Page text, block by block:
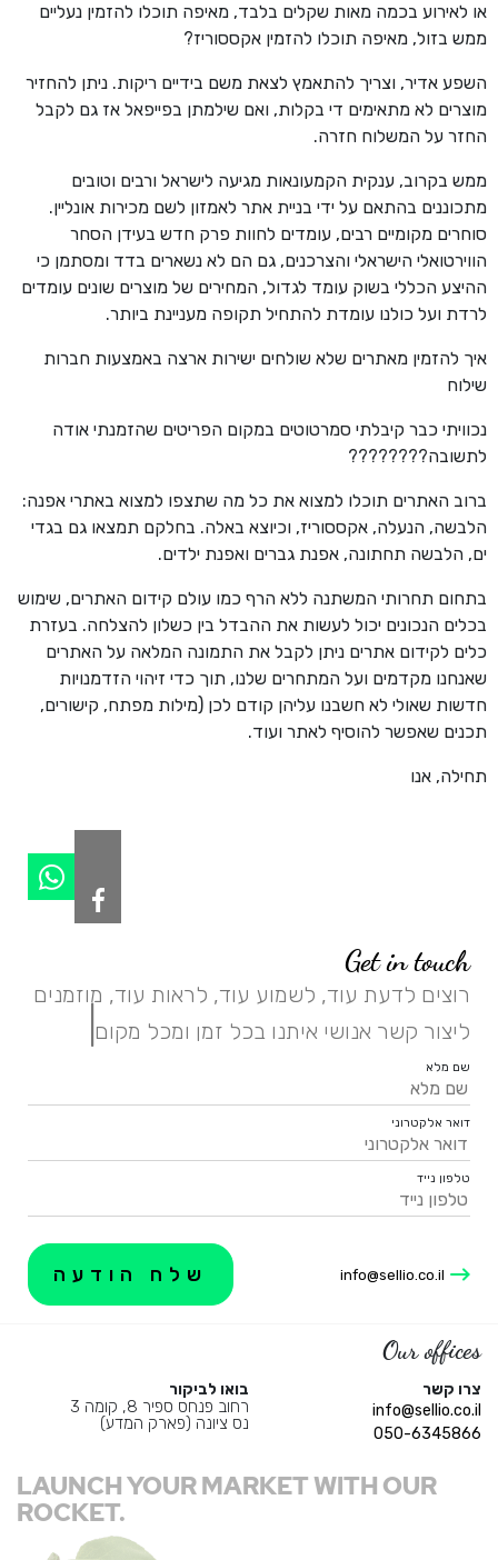
או לאירוע בכמה מאות שקלים בלבד, מאיפה תוכלו להזמין נעליים
ממש בזול, מאיפה תוכלו להזמין אקססוריז?
השפע אדיר, וצריך להתאמץ לצאת משם בידיים ריקות. ניתן להחזיר
מוצרים לא מתאימים די בקלות, ואם שילמתן בפייפאל אז גם לקבל
החזר על המשלוח חזרה.
ממש בקרוב, ענקית הקמעונאות מגיעה לישראל ורבים וטובים
מתכוננים בהתאם על ידי בניית אתר לאמזון לשם מכירות אונליין.
סוחרים מקומיים רבים, עומדים לחוות פרק חדש בעידן הסחר
הווירטואלי הישראלי והצרכנים, גם הם לא נשארים בדד ומסתמן כי
ההיצע הכללי בשוק עומד לגדול, המחירים של מוצרים שונים עומדים
לרדת ועל כולנו עומדת להתחיל תקופה מעניינת ביותר.
איך להזמין מאתרים שלא שולחים ישירות ארצה באמצעות חברות
שילוח
נכוויתי כבר קיבלתי סמרטוטים במקום הפריטים שהזמנתי אודה
לתשובה????????
ברוב האתרים תוכלו למצוא את כל מה שתצפו למצוא באתרי אפנה:
הלבשה, הנעלה, אקססוריז, וכיוצא באלה. בחלקם תמצאו גם בגדי
ים, הלבשה תחתונה, אפנת גברים ואפנת ילדים.
בתחום תחרותי המשתנה ללא הרף כמו עולם קידום האתרים, שימוש
בכלים הנכונים יכול לעשות את ההבדל בין כשלון להצלחה. בעזרת
כלים לקידום אתרים ניתן לקבל את התמונה המלאה על האתרים
שאנחנו מקדמים ועל המתחרים שלנו, תוך כדי זיהוי הזדמנויות
חדשות שאולי לא חשבנו עליהן קודם לכן (מילות מפתח, קישורים,
תכנים שאפשר להוסיף לאתר ועוד.
תחילה, אנו
Get in touch
רוצים לדעת עוד, לשמוע עוד, לראות עוד, מוזמנים
ליצור קשר אנושי איתנו בכל זמן ומכל מקום.
|
שם מלא
דואר אלקטרוני
טלפון נייד
info@sellio.co.il
Our offices
צרו קשר
info@sellio.co.il
050-6345866
בואו לביקור
רחוב פנחס ספיר 8, קומה 3
נס ציונה (פארק המדע)
LAUNCH YOUR MARKET WITH OUR
ROCKET.